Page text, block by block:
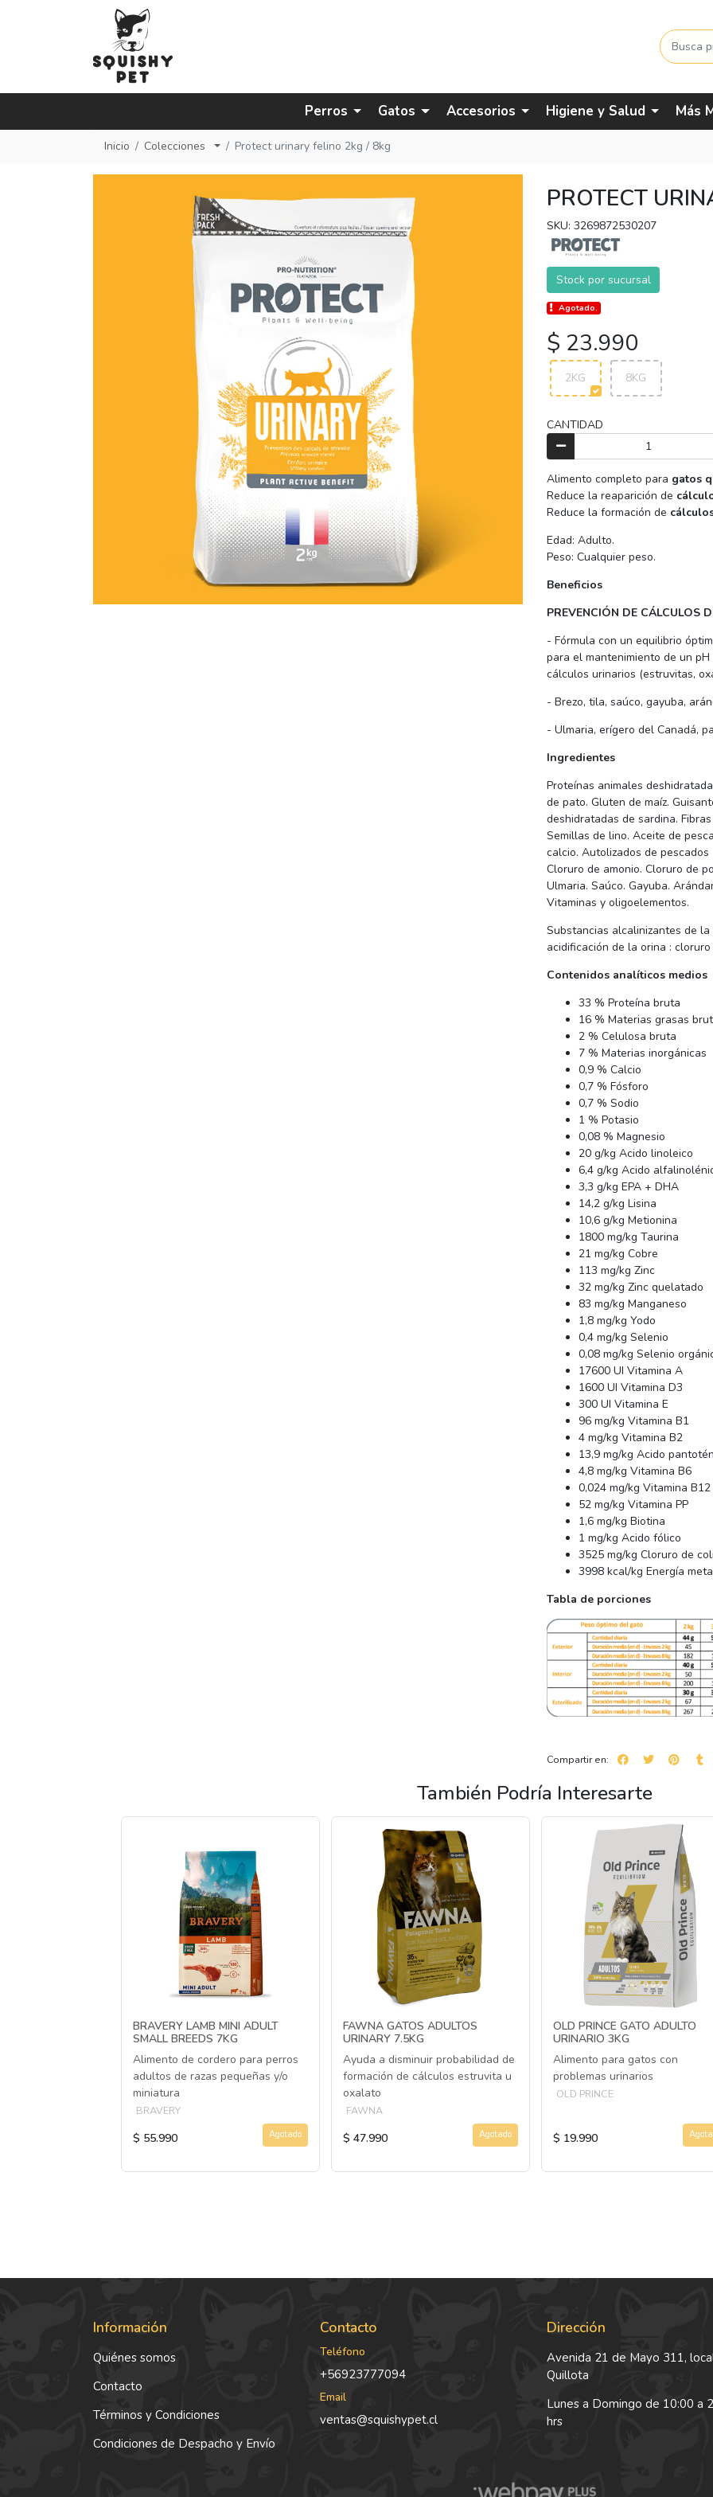
Perros Gatos Accesorios Higiene y Salud Más
Inicio Colecciones Protect urinary felino 2kg / 8kg
PROTECT
SKU: 3269872530207
Stock por sucursal
Agotado.
$ 23.990
2KG 8KG
CANTIDAD
Alimento completo para gatos
Reduce la reaparición de
Reduce la formación de
Edad: Adulto.
Peso: Cualquier peso.
Beneficios
PREVENCIÓN DE CÁLCULOS
- Fórmula con un equilibrio
para el mantenimiento de un
cálculos urinarios (estruvitas,
- Brezo, tila, saúco, gayuba,
- Ulmaria, erígero del Canadá,
Ingredientes
Proteínas animales
de pato. Gluten de maíz.
deshidratadas de sardina.
Semillas de lino. Aceite de
calcio. Autolizados de
Cloruro de amonio. Cloruro de
Ulmaria. Saúco. Gayuba.
Vitaminas y oligoelementos.
Substancias alcalinizantes de
acidificación de la orina :
Contenidos analíticos medios
33 % Proteína bruta
16 % Materias grasas
2 % Celulosa bruta
7 % Materias inorgánicas
0,9 % Calcio
0,7 % Fósforo
0,7 % Sodio
1 % Potasio
0,08 % Magnesio
20 g/kg Acido linoleico
6,4 g/kg Acido
3,3 g/kg EPA + DHA
14,2 g/kg Lisina
10,6 g/kg Metionina
1800 mg/kg Taurina
21 mg/kg Cobre
113 mg/kg Zinc
32 mg/kg Zinc quelatado
83 mg/kg Manganeso
1,8 mg/kg Yodo
0,4 mg/kg Selenio
0,08 mg/kg Selenio
17600 UI Vitamina A
1600 UI Vitamina D3
300 UI Vitamina E
96 mg/kg Vitamina B1
4 mg/kg Vitamina B2
13,9 mg/kg Acido
4,8 mg/kg Vitamina B6
0,024 mg/kg Vitamina B12
52 mg/kg Vitamina PP
1,6 mg/kg Biotina
1 mg/kg Acido fólico
3525 mg/kg Cloruro de
3998 kcal/kg Energía
Tabla de porciones
Compartir en:
También Podría Interesarte
BRAVERY LAMB MINI ADULT
SMALL BREEDS 7KG
Alimento de cordero para perros
adultos de razas pequeñas y/o
miniatura
BRAVERY
$ 55.990 Agotado
FAWNA GATOS ADULTOS
URINARY 7.5KG
Ayuda a disminuir probabilidad de
formación de cálculos estruvita u
oxalato
FAWNA
$ 47.990 Agotado
OLD PRINCE GATO ADULTO
URINARIO 3KG
Alimento para gatos con
problemas urinarios
OLD PRINCE
$ 19.990
Información
Quiénes somos
Contacto
Términos y Condiciones
Condiciones de Despacho y Envío
Contacto
Teléfono
+56923777094
Email
ventas@squishypet.cl
Dirección
Avenida 21 de Mayo 311,
Quillota
Lunes a Domingo de 10:00 a
hrs